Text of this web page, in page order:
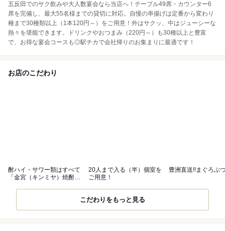
五反田でのサク飲みや大人数宴会なら当店へ！テーブル49席・カウンター6
席を完備し、最大55名様までの貸切に対応。自慢の串揚げは定番から変わり
種まで30種類以上（1本120円～）をご用意！外はサクッ、中はジューシーな
熱々を堪能できます。ドリンクやおつまみ（220円～）も30種以上と豊富
で、お得な宴会コースも◎駅チカで会社帰りのお集まりに最適です！
お店のこだわり
酎ハイ・サワー類はすべて
「金宮（キンミヤ）焼酎」
20人まで入る（半）個室を
ご用意！
豊洲直送!!まぐろぶ
こだわりをもっと見る